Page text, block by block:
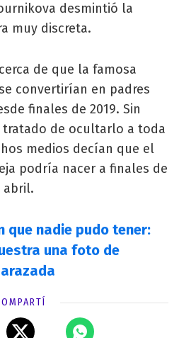
desmintió la
muy discreta.
de que la famosa
convertirían en padres
finales de 2019. Sin
tratado de ocultarlo a toda
medios decían que el
podría nacer a finales de
abril.
que nadie pudo tener:
una foto de